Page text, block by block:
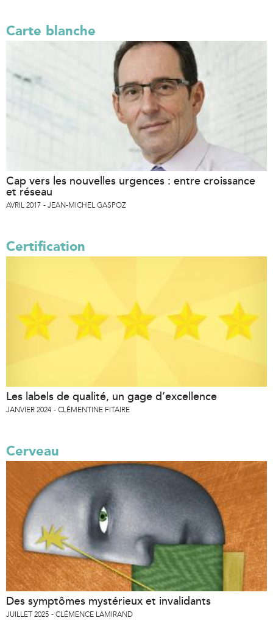
Carte blanche
Cap vers les nouvelles urgences : entre croissance
et réseau
AVRIL 2017 JEAN-MICHEL GASPOZ
Certification
Les labels de qualité, un gage d’excellence
JANVIER 2024 CLÉMENTINE FITAIRE
Cerveau
Des symptômes mystérieux et invalidants
JUILLET 2025 CLÉMENCE LAMIRAND